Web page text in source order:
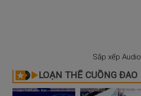
Sắp xếp Audio
LOẠN THẾ CUỒNG ĐAO​​